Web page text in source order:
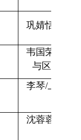
巩婧恬
韦国荣
与区域国
李琴/上海外
沈蓉蓉